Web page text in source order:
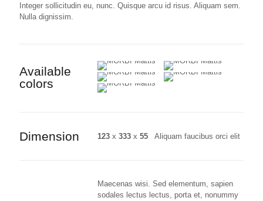
Integer sollicitudin eu, nunc. Quisque arcu id risus. Aliquam sem.
Nulla dignissim.
Available
colors
Dimension 123 x 333 x 55 Aliquam faucibus orci elit
Maecenas wisi. Sed elementum, sapien
sodales lectus lectus, porta et, nonummy